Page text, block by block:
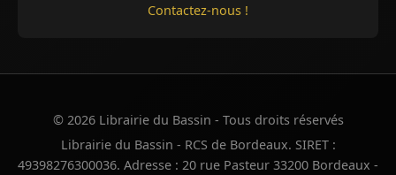
Contactez-nous !
© 2026 Librairie du Bassin - Tous droits réservés
Librairie du Bassin - RCS de Bordeaux. SIRET :
49398276300036. Adresse : 20 rue Pasteur 33200 Bordeaux -